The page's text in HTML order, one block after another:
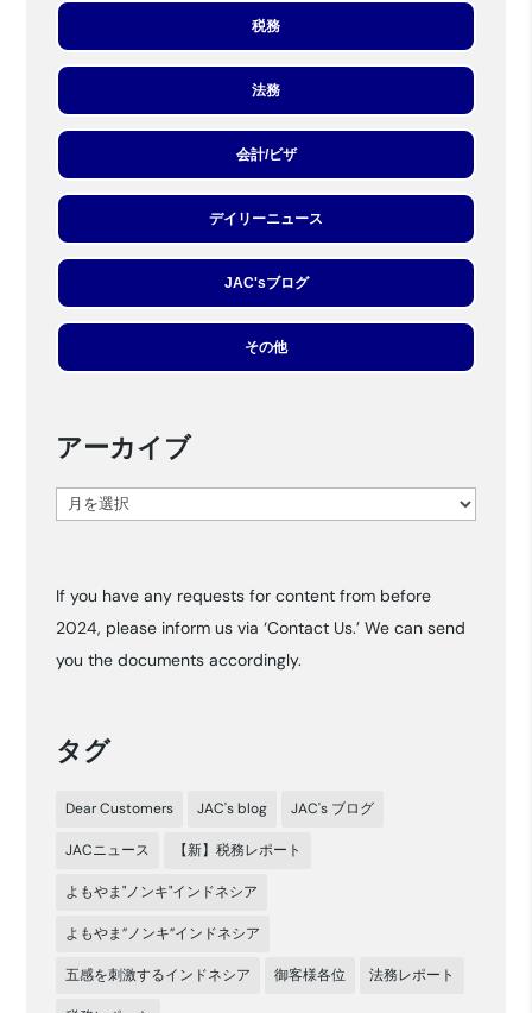
税務
法務
会計/ビザ
デイリーニュース
JAC'sブログ
その他
アーカイブ
ア
イ
ブ
If you have any requests for content from before
2024, please inform us via ‘Contact Us.’ We can send
you the documents accordingly.
タグ
Dear Customers JAC's blog JAC's ブログ
JACニュース 【新】税務レポート
よもやま"ノンキ"インドネシア
よもやま”ノンキ”インドネシア
五感を刺激するインドネシア 御客様各位 法務レポート